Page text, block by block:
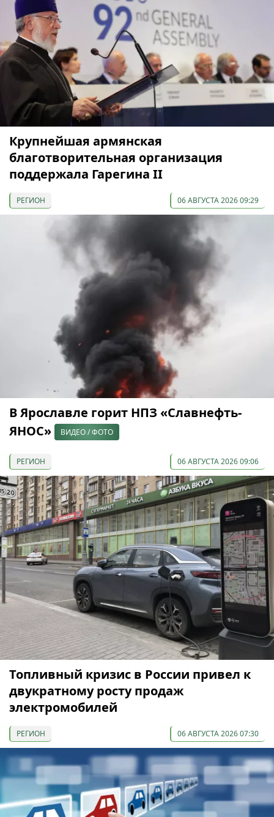
Крупнейшая армянская
благотворительная организация
поддержала Гарегина II
РЕГИОН 06 АВГУСТА 2026 09:29
В Ярославле горит НПЗ «Славнефть-
ЯНОС»
ВИДЕО / ФОТО
РЕГИОН 06 АВГУСТА 2026 09:06
Топливный кризис в России привел к
двукратному росту продаж
электромобилей
РЕГИОН 06 АВГУСТА 2026 07:30